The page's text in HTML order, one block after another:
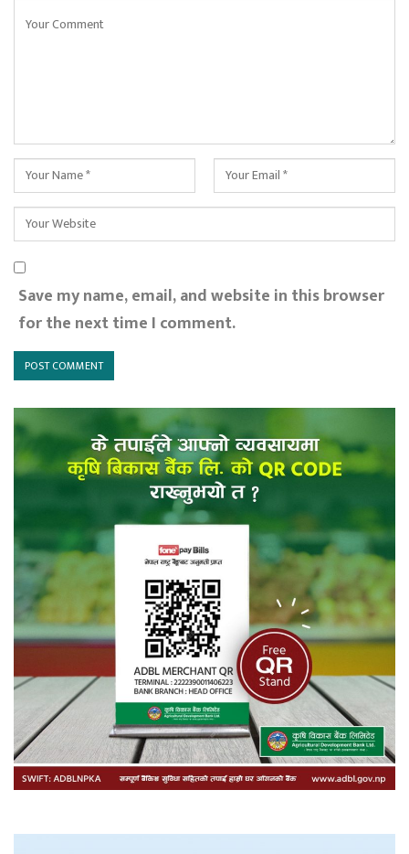
Save my name, email, and website in this browser
for the next time I comment.